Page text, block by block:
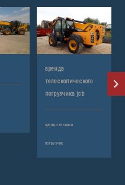
аренда
телескопического
погрузчика jcb
аренда техники
погрузчик